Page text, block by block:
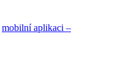
mobilní aplikaci –